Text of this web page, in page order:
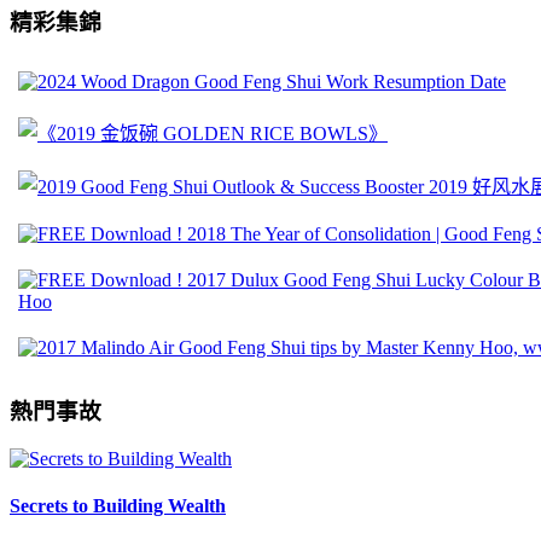
精彩集錦
熱門事故
Secrets to Building Wealth